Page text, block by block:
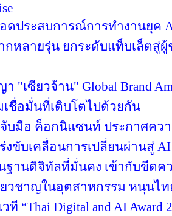
ดประสบการณ์การทำงานยุค
ากหลายรุ่น ยกระดับแท็บเล็ตสู่
"เซียวจ้าน" Global Brand
ชื่อมั่นที่เติบโตไปด้วยกัน
บมือ ค็อกนิแซนท์ ประกาศคว
งขับเคลื่อนการเปลี่ยนผ่านสู่
ฐานดิจิทัลที่มั่นคง เข้ากับขีดค
วชาญในอุตสาหกรรม หนุนไท
วที “Thai Digital and AI